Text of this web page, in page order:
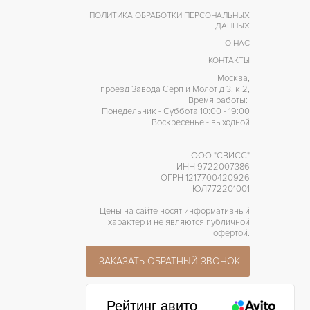
60 часов
ПОЛИТИКА ОБРАБОТКИ ПЕРСОНАЛЬНЫХ
ДАННЫХ
О НАС
КОНТАКТЫ
Москва,
проезд Завода Серп и Молот д 3, к 2,
Время работы:
Понедельник - Суббота 10:00 - 19:00
Воскресенье - выходной
ООО "СВИСС"
ИНН 9722007386
ОГРН 1217700420926
ЮЛ772201001
Цены на сайте носят информативный
характер и не являются публичной
офертой.
ЗАКАЗАТЬ ОБРАТНЫЙ ЗВОНОК
Рейтинг авито